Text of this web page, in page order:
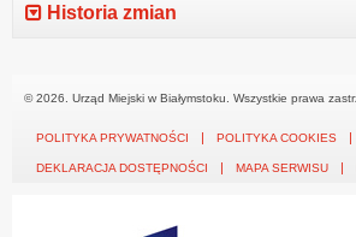
Historia zmian
© 2026. Urząd Miejski w Białymstoku. Wszystkie prawa
POLITYKA PRYWATNOŚCI POLITYKA COOKIES
DEKLARACJA DOSTĘPNOŚCI MAPA SERWISU